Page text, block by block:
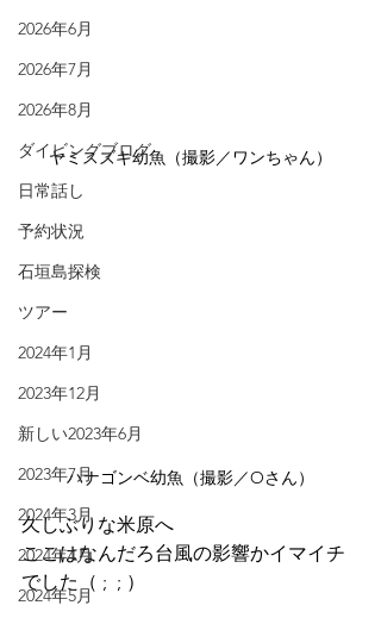
2026年6月
2026年7月
2026年8月
ダイビングブログ
日常話し
予約状況
石垣島探検
ツアー
2024年1月
2023年12月
新しい2023年6月
2023年7月
2024年3月
2024年4月
2024年5月
ヤミスズキ幼魚（撮影／ワンちゃん）
ハナゴンベ幼魚（撮影／Oさん）
久しぶりな米原へ
ここはなんだろ台風の影響かイマイチ
でした（ ;  ; ）